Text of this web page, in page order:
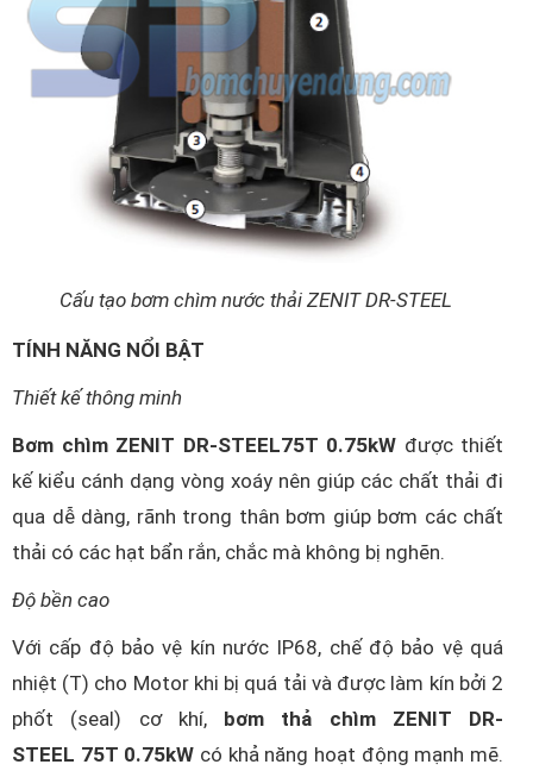
Cấu tạo bơm chìm nước thải ZENIT DR-STEEL
TÍNH NĂNG NỔI BẬT
Thiết kế thông minh
Bơm chìm ZENIT DR-STEEL75T 0.75kW được thiết
kế kiểu cánh dạng vòng xoáy nên giúp các chất thải đi
qua dễ dàng, rãnh trong thân bơm giúp bơm các chất
thải có các hạt bẩn rắn, chắc mà không bị nghẽn.
Độ bền cao
Với cấp độ bảo vệ kín nước IP68, chế độ bảo vệ quá
nhiệt (T) cho Motor khi bị quá tải và được làm kín bởi 2
phốt (seal) cơ khí, bơm thả chìm ZENIT DR-
STEEL 75T 0.75kW có khả năng hoạt động mạnh mẽ.